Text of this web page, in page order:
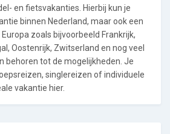
en fietsvakanties. Hierbij kun je
binnen Nederland, maar ook een
zoals bijvoorbeeld Frankrijk,
Oostenrijk, Zwitserland en nog veel
behoren tot de mogelijkheden. Je
singlereizen of individuele
vakantie hier.